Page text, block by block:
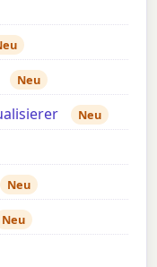
Neu
Neu
Neu
Neu